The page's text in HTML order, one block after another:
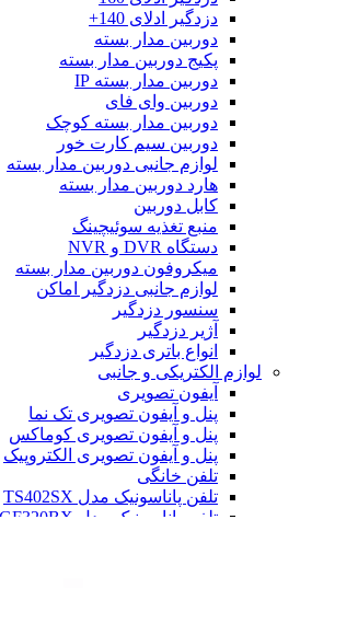
دزدگیر ادلای 140+
دوربین مدار بسته
پکیج دوربین مدار بسته
دوربین مدار بسته IP
دوربین وای فای
دوربین مدار بسته کوچک
دوربین سیم کارت خور
لوازم جانبی دوربین مدار بسته
هارد دوربین مدار بسته
کابل دوربین
منبع تغذیه سوئیچینگ
دستگاه DVR و NVR
میکروفون دوربین مدار بسته
لوازم جانبی دزدگیر اماکن
سنسور دزدگیر
آژیر دزدگیر
انواع باتری دزدگیر
لوازم الکتریکی و جانبی
آیفون تصویری
پنل و آیفون تصویری تک نما
پنل و آیفون تصویری کوماکس
پنل و آیفون تصویری الکتروپیک
تلفن خانگی
تلفن پاناسونیک مدل TS402SX
تلفن پاناسونیک مدل KX-TGF320BX